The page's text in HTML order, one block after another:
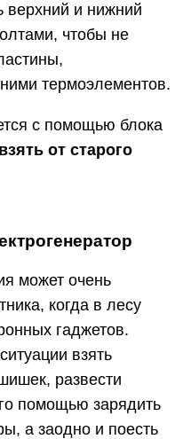
верхний и нижний
чтобы не
термоэлементов.
с помощью блока
от старого
может очень
когда в лесу
гаджетов.
взять
развести
помощью зарядить
а заодно и поесть